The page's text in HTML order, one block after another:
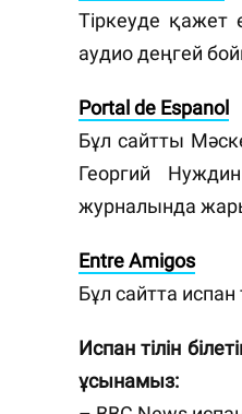
Тіркеуде қажет
аудио деңгей
Portal de Espanol
Бұл сайтты
Георгий
журналында
Entre Amigos
Бұл сайтта
Испан тілін
ұсынамыз:⠀